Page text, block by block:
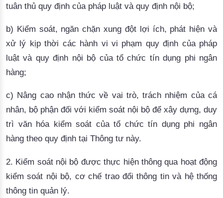
tuân thủ quy định của pháp luật và quy định nội bộ;
b) Kiểm soát, ngăn chặn xung đột lợi ích, phát hiện và
xử lý kịp thời các hành vi vi phạm quy định của pháp
luật và quy định nội bộ của tổ chức tín dụng phi ngân
hàng;
c) Nâng cao nhận thức về vai trò, trách nhiệm của cá
nhân, bộ phận đối với kiểm soát nội bộ để xây dựng, duy
trì văn hóa kiểm soát của tổ chức tín dụng phi ngân
hàng theo quy định tại Thông tư này.
2. Kiểm soát nội bộ được thực hiện thông qua hoạt động
kiểm soát nội bộ, cơ chế trao đổi thông tin và hệ thống
thông tin quản lý.